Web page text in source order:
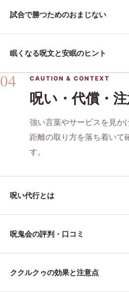
試合で勝つためのおまじない
眠くなる呪文と安眠のヒント
04 CAUTION & CONTEXT
呪い・代償・
強い言葉やサービスを見か
距離の取り方を落ち着いて
す。
呪い代行とは
呪鬼会の評判・口コミ
ククルクゥの効果と注意点